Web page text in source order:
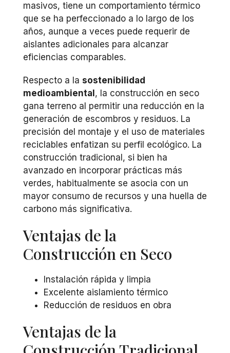
masivos, tiene un comportamiento térmico
que se ha perfeccionado a lo largo de los
años, aunque a veces puede requerir de
aislantes adicionales para alcanzar
eficiencias comparables.
Respecto a la sostenibilidad
medioambiental , la construcción en seco
gana terreno al permitir una reducción en la
generación de escombros y residuos. La
precisión del montaje y el uso de materiales
reciclables enfatizan su perfil ecológico. La
construcción tradicional, si bien ha
avanzado en incorporar prácticas más
verdes, habitualmente se asocia con un
mayor consumo de recursos y una huella de
carbono más significativa.
Ventajas de la
Construcción en Seco
Instalación rápida y limpia
Excelente aislamiento térmico
Reducción de residuos en obra
Ventajas de la